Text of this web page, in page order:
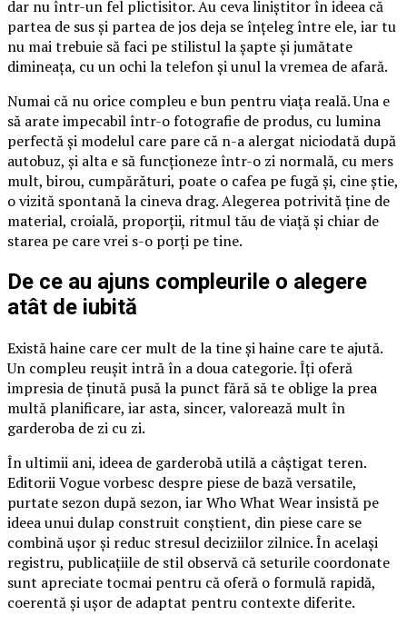
dar nu într-un fel plictisitor. Au ceva liniștitor în ideea că
partea de sus și partea de jos deja se înțeleg între ele, iar tu
nu mai trebuie să faci pe stilistul la șapte și jumătate
dimineața, cu un ochi la telefon și unul la vremea de afară.
Numai că nu orice compleu e bun pentru viața reală. Una e
să arate impecabil într-o fotografie de produs, cu lumina
perfectă și modelul care pare că n-a alergat niciodată după
autobuz, și alta e să funcționeze într-o zi normală, cu mers
mult, birou, cumpărături, poate o cafea pe fugă și, cine știe,
o vizită spontană la cineva drag. Alegerea potrivită ține de
material, croială, proporții, ritmul tău de viață și chiar de
starea pe care vrei s-o porți pe tine.
De ce au ajuns compleurile o alegere
atât de iubită
Există haine care cer mult de la tine și haine care te ajută.
Un compleu reușit intră în a doua categorie. Îți oferă
impresia de ținută pusă la punct fără să te oblige la prea
multă planificare, iar asta, sincer, valorează mult în
garderoba de zi cu zi.
În ultimii ani, ideea de garderobă utilă a câștigat teren.
Editorii Vogue vorbesc despre piese de bază versatile,
purtate sezon după sezon, iar Who What Wear insistă pe
ideea unui dulap construit conștient, din piese care se
combină ușor și reduc stresul deciziilor zilnice. În același
registru, publicațiile de stil observă că seturile coordonate
sunt apreciate tocmai pentru că oferă o formulă rapidă,
coerentă și ușor de adaptat pentru contexte diferite.